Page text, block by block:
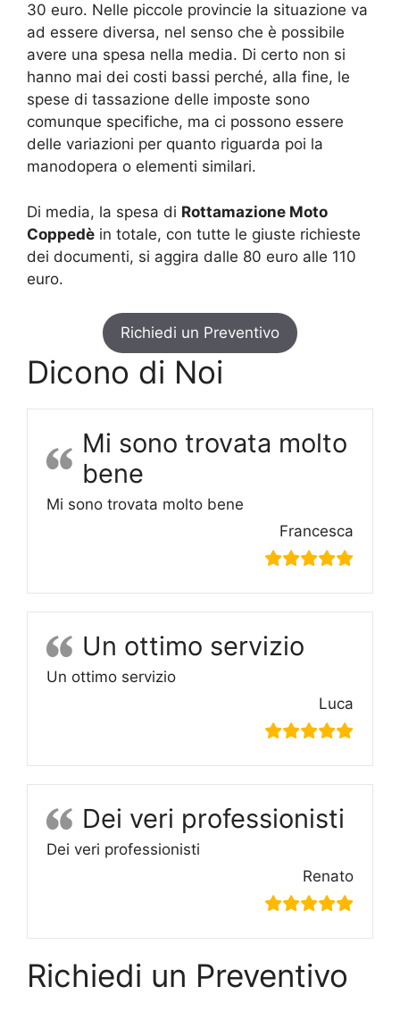
30 euro. Nelle piccole provincie la situazione va
ad essere diversa, nel senso che è possibile
avere una spesa nella media. Di certo non si
hanno mai dei costi bassi perché, alla fine, le
spese di tassazione delle imposte sono
comunque specifiche, ma ci possono essere
delle variazioni per quanto riguarda poi la
manodopera o elementi similari.
Di media, la spesa di Rottamazione Moto
Coppedè in totale, con tutte le giuste richieste
dei documenti, si aggira dalle 80 euro alle 110
euro.
Richiedi un Preventivo
Dicono di Noi
Mi sono trovata molto
bene
Mi sono trovata molto bene
Francesca
Un ottimo servizio
Un ottimo servizio
Luca
Dei veri professionisti
Dei veri professionisti
Renato
Richiedi un Preventivo